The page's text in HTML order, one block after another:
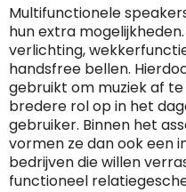
Multifunctionele
hun extra
verlichting,
handsfree bellen.
gebruikt om muziek af
bredere rol op in het
gebruiker. Binnen het
vormen ze dan ook een
bedrijven die willen
functioneel